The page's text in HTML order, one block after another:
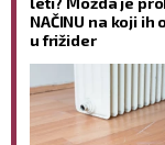
NAČINU na koji ih
u frižider